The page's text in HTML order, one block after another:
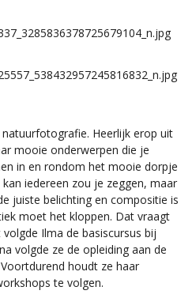
Heerlijk erop uit
mooie onderwerpen die je
in en rondom het mooie dorpje
iedereen zou je zeggen, maar
juiste belichting en compositie is
moet het kloppen. Dat vraagt
Ilma de basiscursus bij
volgde ze de opleiding aan de
houdt ze haar
te volgen.